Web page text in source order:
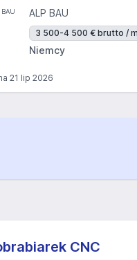
ALP BAU
3 500-4 500 € brutto /
Niemcy
21 lip 2026
CNC